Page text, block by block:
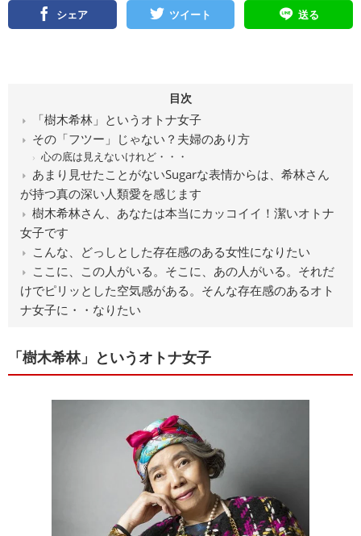
シェア ツイート 送る
目次
「樹木希林」というオトナ女子
その「フツー」じゃない？夫婦のあり方
心の底は見えないけれど・・・
あまり見せたことがないSugarな表情からは、希林さん
が持つ真の深い人類愛を感じます
樹木希林さん、あなたは本当にカッコイイ！潔いオトナ
女子です
こんな、どっしとした存在感のある女性になりたい
ここに、この人がいる。そこに、あの人がいる。それだ
けでピリッとした空気感がある。そんな存在感のあるオト
ナ女子に・・なりたい
「樹木希林」というオトナ女子